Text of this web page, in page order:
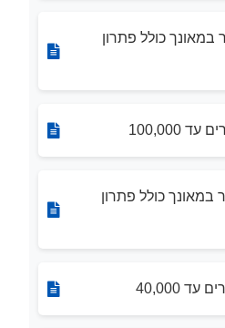
במאונך כולל פתרון
100,000
במאונך כולל פתרון
40,000